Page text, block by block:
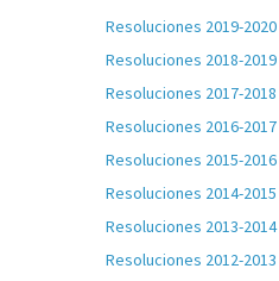
Resoluciones 2019-2020
Resoluciones 2018-2019
Resoluciones 2017-2018
Resoluciones 2016-2017
Resoluciones 2015-2016
Resoluciones 2014-2015
Resoluciones 2013-2014
Resoluciones 2012-2013